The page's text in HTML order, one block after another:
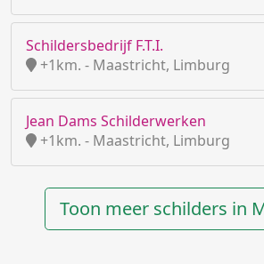
Schildersbedrijf F.T.I.
+1km. - Maastricht, Limburg
Jean Dams Schilderwerken
+1km. - Maastricht, Limburg
Toon meer schilders in